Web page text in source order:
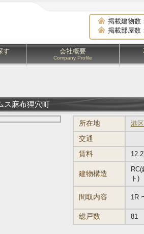
掲載建物数
掲載部屋数
す 会社概要
Company Profile
ス麻布狸穴町
所在地 港
交通
賃料
建物構造
ト)
間取内容 1R
総戸数 81